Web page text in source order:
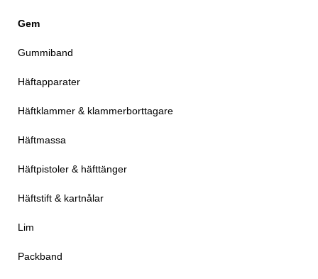
Gem
Gummiband
Häftapparater
Häftklammer & klammerborttagare
Häftmassa
Häftpistoler & häfttänger
Häftstift & kartnålar
Lim
Packband